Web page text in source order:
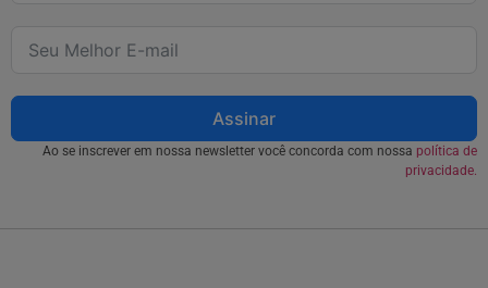
Assinar
Ao se inscrever em nossa newsletter você concorda com nossa política de
privacidade.